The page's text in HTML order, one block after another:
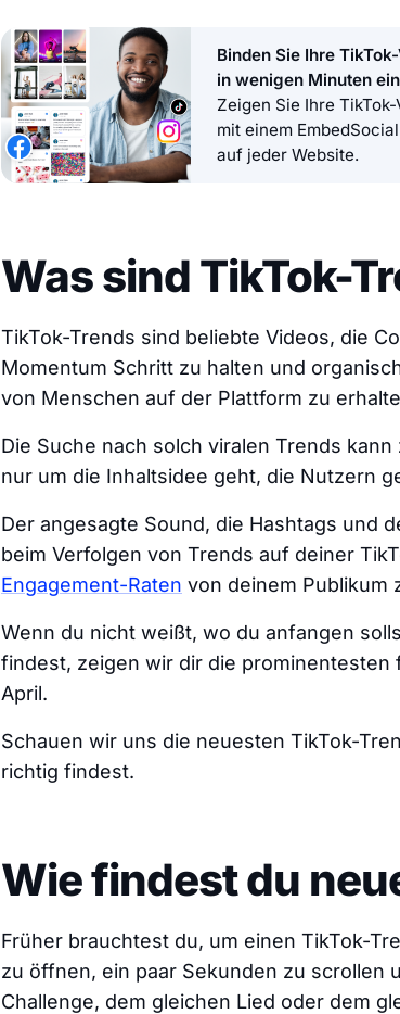
Binden Sie Ihre
in wenigen Minuten
Zeigen Sie Ihre
mit einem
auf jeder Website.
Was sind TikTok-
TikTok-Trends sind beliebte Videos, die
Momentum Schritt zu halten und
von Menschen auf der Plattform zu
Die Suche nach solch viralen Trends
nur um die Inhaltsidee geht, die Nutzern
Der angesagte Sound, die Hashtags und
beim Verfolgen von Trends auf deiner
Engagement-Raten von deinem Publikum
Wenn du nicht weißt, wo du anfangen
findest, zeigen wir dir die
April.
Schauen wir uns die neuesten TikTok-
richtig findest.
Wie findest du
Früher brauchtest du, um einen TikTok-
zu öffnen, ein paar Sekunden zu scrollen
Challenge, dem gleichen Lied oder dem